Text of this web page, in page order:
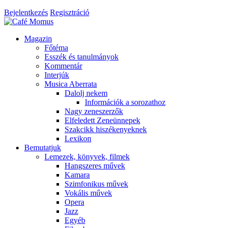
Bejelentkezés Regisztráció
Magazin
Főtéma
Esszék és tanulmányok
Kommentár
Interjúk
Musica Aberrata
Dalolj nekem
Információk a sorozathoz
Nagy zeneszerzők
Elfeledett Zeneünnepek
Szakcikk hiszékenyeknek
Lexikon
Bemutatjuk
Lemezek, könyvek, filmek
Hangszeres művek
Kamara
Szimfonikus művek
Vokális művek
Opera
Jazz
Egyéb